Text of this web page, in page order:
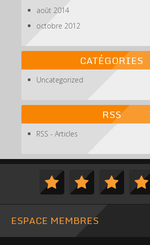
août 2014
octobre 2012
CATÉGORIES
Uncategorized
RSS
RSS - Articles
ESPACE MEMBRES